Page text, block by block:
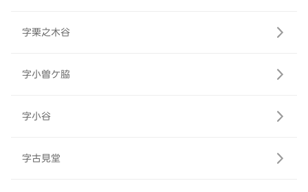
字栗之木谷
字小曽ケ脇
字小谷
字古見堂